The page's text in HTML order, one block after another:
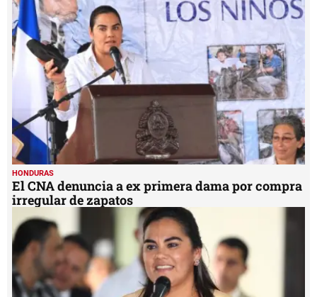
HONDURAS
El CNA denuncia a ex primera dama por compra
irregular de zapatos